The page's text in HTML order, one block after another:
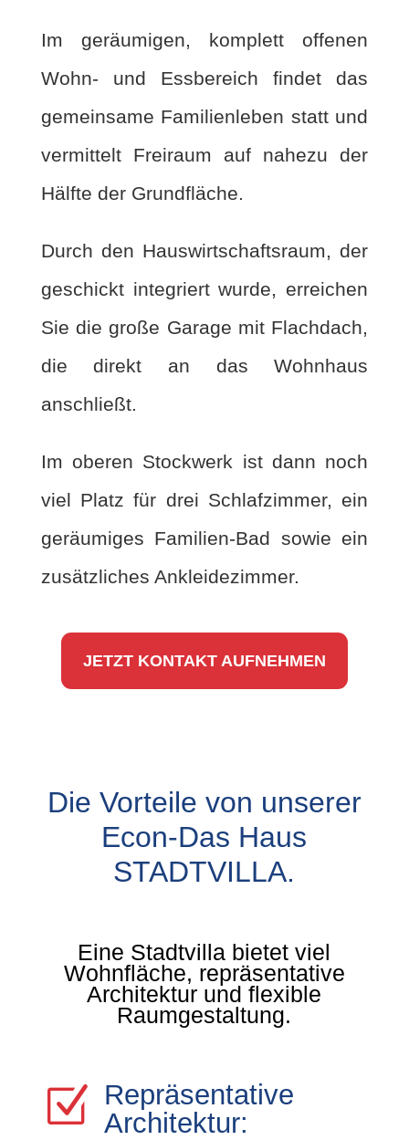
Im geräumigen, komplett offenen
Wohn- und Essbereich findet das
gemeinsame Familienleben statt und
vermittelt Freiraum auf nahezu der
Hälfte der Grundfläche.
Durch den Hauswirtschaftsraum, der
geschickt integriert wurde, erreichen
Sie die große Garage mit Flachdach,
die direkt an das Wohnhaus
anschließt.
Im oberen Stockwerk ist dann noch
viel Platz für drei Schlafzimmer, ein
geräumiges Familien-Bad sowie ein
zusätzliches Ankleidezimmer.
JETZT KONTAKT AUFNEHMEN
Die Vorteile von unserer
Econ-Das Haus
STADTVILLA.
Eine Stadtvilla bietet viel
Wohnfläche, repräsentative
Architektur und flexible
Raumgestaltung.
Z Repräsentative
Architektur: